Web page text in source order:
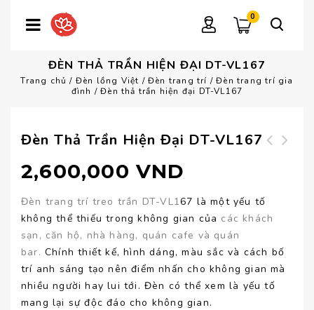
0
ĐÈN THẢ TRẦN HIỆN ĐẠI DT-VL167
Trang chủ / Đèn lồng Việt / Đèn trang trí /Đèn trang trí gia
đình /Đèn thả trần hiện đại DT-VL167
Đèn Thả Trần Hiện Đại DT-VL167
2,600,000 VND
Đèn trang trí treo trần DT-VL167 là một yếu tố
không thể thiếu trong không gian của các khách
sạn, căn hộ, nhà hàng, quán cafe và quán
bar. Chính thiết kế, hình dáng, màu sắc và cách bố
trí anh sáng tạo nên điểm nhấn cho không gian mà
nhiều người hay lui tới. Đèn có thể xem là yếu tố
mang lại sự độc đáo cho không gian.